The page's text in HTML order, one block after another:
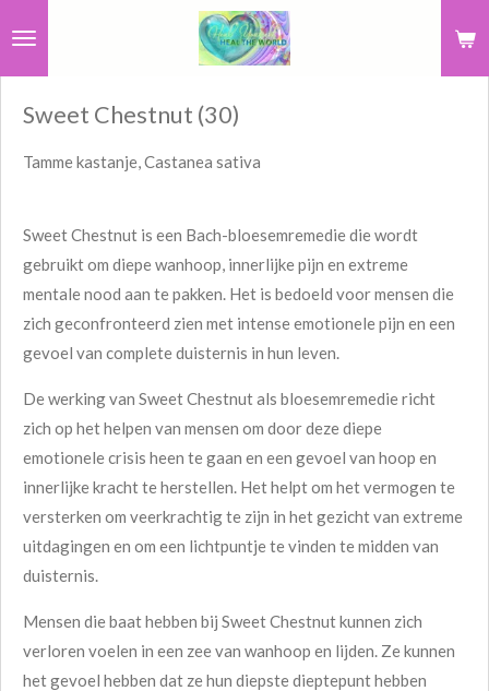
deSweet Chestnut (30)
Tamme kastanje, Castanea sativa
Sweet Chestnut is een Bach-bloesemremedie die wordt
gebruikt om diepe wanhoop, innerlijke pijn en extreme
mentale nood aan te pakken. Het is bedoeld voor mensen die
zich geconfronteerd zien met intense emotionele pijn en een
gevoel van complete duisternis in hun leven.
De werking van Sweet Chestnut als bloesemremedie richt
zich op het helpen van mensen om door deze diepe
emotionele crisis heen te gaan en een gevoel van hoop en
innerlijke kracht te herstellen. Het helpt om het vermogen te
versterken om veerkrachtig te zijn in het gezicht van extreme
uitdagingen en om een lichtpuntje te vinden te midden van
duisternis.
Mensen die baat hebben bij Sweet Chestnut kunnen zich
verloren voelen in een zee van wanhoop en lijden. Ze kunnen
het gevoel hebben dat ze hun diepste dieptepunt hebben